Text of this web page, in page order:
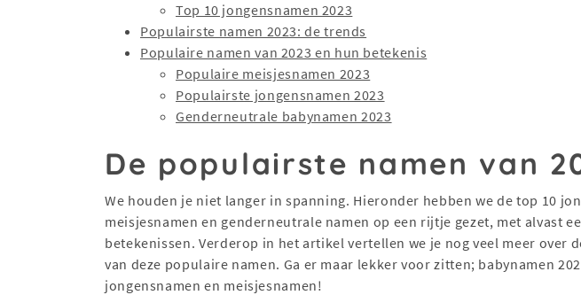
Top 10 jongensnamen 2023
Populairste namen 2023: de trends
Populaire namen van 2023 en hun betekenis
Populaire meisjesnamen 2023
Populairste jongensnamen 2023
Genderneutrale babynamen 2023
De populairste namen van
We houden je niet langer in spanning. Hieronder hebben we de top 10
meisjesnamen en genderneutrale namen op een rijtje gezet, met alvast
betekenissen. Verderop in het artikel vertellen we je nog veel meer over
van deze populaire namen. Ga er maar lekker voor zitten; babynamen
jongensnamen en meisjesnamen!